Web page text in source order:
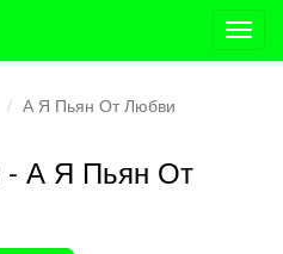
А Я Пьян От Любви
- А Я Пьян От